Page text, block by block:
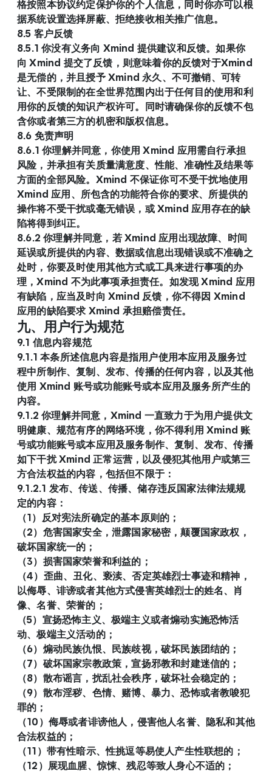
格按照本协议约定保护你的个人信息，同时你亦可以根
据系统设置选择屏蔽、拒绝接收相关推广信息。
8.5 客户反馈
8.5.1 你没有义务向 Xmind 提供建议和反馈。如果你
向 Xmind 提交了反馈，则意味着你的反馈对于Xmind
是无偿的，并且授予 Xmind 永久、不可撤销、可转
让、不受限制的在全世界范围内出于任何目的使用和利
用你的反馈的知识产权许可。同时请确保你的反馈不包
含你或者第三方的机密和版权信息。
8.6 免责声明
8.6.1 你理解并同意，你使用 Xmind 应用需自行承担
风险，并承担有关质量满意度、性能、准确性及结果等
方面的全部风险。Xmind 不保证你可不受干扰地使用
Xmind 应用、所包含的功能符合你的要求、所提供的
操作将不受干扰或毫无错误，或 Xmind 应用存在的缺
陷将得到纠正。
8.6.2 你理解并同意，若 Xmind 应用出现故障、时间
延误或所提供的内容、数据或信息出现错误或不准确之
处时，你要及时使用其他方式或工具来进行事项的办
理，Xmind 不为此事项承担责任。如发现 Xmind 应用
有缺陷，应当及时向 Xmind 反馈，你不得因 Xmind
应用的缺陷要求 Xmind 承担赔偿责任。
九、用户行为规范
9.1 信息内容规范
9.1.1 本条所述信息内容是指用户使用本应用及服务过
程中所制作、复制、发布、传播的任何内容，以及其他
使用 Xmind 账号或功能账号或本应用及服务所产生的
内容。
9.1.2 你理解并同意，Xmind 一直致力于为用户提供文
明健康、规范有序的网络环境，你不得利用 Xmind 账
号或功能账号或本应用及服务制作、复制、发布、传播
如下干扰 Xmind 正常运营，以及侵犯其他用户或第三
方合法权益的内容，包括但不限于：
9.1.2.1 发布、传送、传播、储存违反国家法律法规规
定的内容：
（1）反对宪法所确定的基本原则的；
（2）危害国家安全，泄露国家秘密，颠覆国家政权，
破坏国家统一的；
（3）损害国家荣誉和利益的；
（4）歪曲、丑化、亵渎、否定英雄烈士事迹和精神，
以侮辱、诽谤或者其他方式侵害英雄烈士的姓名、肖
像、名誉、荣誉的；
（5）宣扬恐怖主义、极端主义或者煽动实施恐怖活
动、极端主义活动的；
（6）煽动民族仇恨、民族歧视，破坏民族团结的；
（7）破坏国家宗教政策，宣扬邪教和封建迷信的；
（8）散布谣言，扰乱社会秩序，破坏社会稳定的；
（9）散布淫秽、色情、赌博、暴力、恐怖或者教唆犯
罪的；
（10）侮辱或者诽谤他人，侵害他人名誉、隐私和其他
合法权益的；
（11）带有性暗示、性挑逗等易使人产生性联想的；
（12）展现血腥、惊悚、残忍等致人身心不适的；